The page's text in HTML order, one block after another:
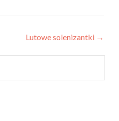
Lutowe solenizantki →